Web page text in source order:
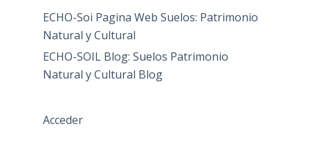
ECHO-Soi Pagina Web Suelos: Patrimonio
Natural y Cultural
ECHO-SOIL Blog: Suelos Patrimonio
Natural y Cultural Blog
Acceder